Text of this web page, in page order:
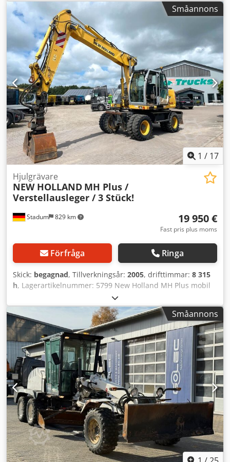
Småannons
1 / 17
Stadum 829 km
Hjulgrävare
NEW HOLLAND MH Plus /
Verstellausleger / 3 Stück!
19 950 €
Fast pris plus moms
Förfråga Ringa
Skick: begagnad, Tillverkningsår: 2005, drifttimmar: 8 315
h, Lagerartikelnummer: 5799 New Holland MH Plus mobil
grävmaskin med justerbar arm och 2-skalsgrip Credpjzntg
Refx Aatjf ----* Tillverkare: New Holland * Modell: MH Plus
* Tillverkningsår: 05 * kW: 98 kW / 133 hk * Däck: 10.00 - /
Dubbeldäck * Avlästa driftstimmar: ca 8 315 timmar * Färg:
Gul * Sluten hytt * Justerbar arm * Grip * 270-graders
kamera * Roterande varningslampa * Maxhastighet km/h *
Ytterligare hydraulanslutningar * Arbetsstrålkastare fram
på hyttaket * 270 liters dieseltank * 140 liters
hydrauliktank Anmärkning angående eventuella fel i
annonsen: Trots noggrann sammanställning av annonsen
kan enstaka fel ha smugit sig in i texten eller uppgifterna.
Vi tar inget ansvar för fel, ändringar eller
mellanförsäljningar. All information lämnas utan garanti.
Vänligen kontakta oss för att kontrollera detaljer eller för
att få svar på ytterligare frågor.
Småannons